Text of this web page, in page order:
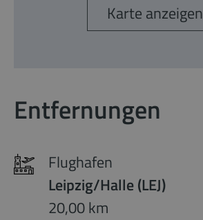
Karte anzeigen
Entfernungen
Flughafen
Leipzig/Halle (LEJ)
20,00 km